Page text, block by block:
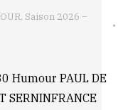
, Saison 2026 –
Humour PAUL DE
SERNINFRANCE